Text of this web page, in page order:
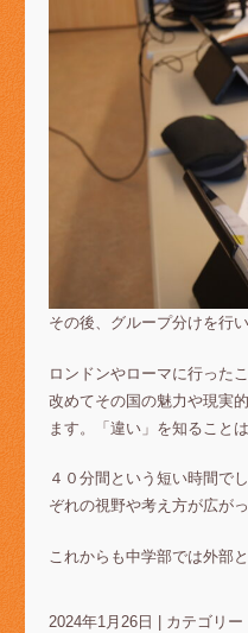
その後、グループ分けを行
ロンドンやローマに行った
改めてその国の魅力や現実
ます。「違い」を知ること
４０分間という短い時間で
ぞれの視野や考え方が広が
これからも中学部では外部
2024年1月26日 カテゴリー